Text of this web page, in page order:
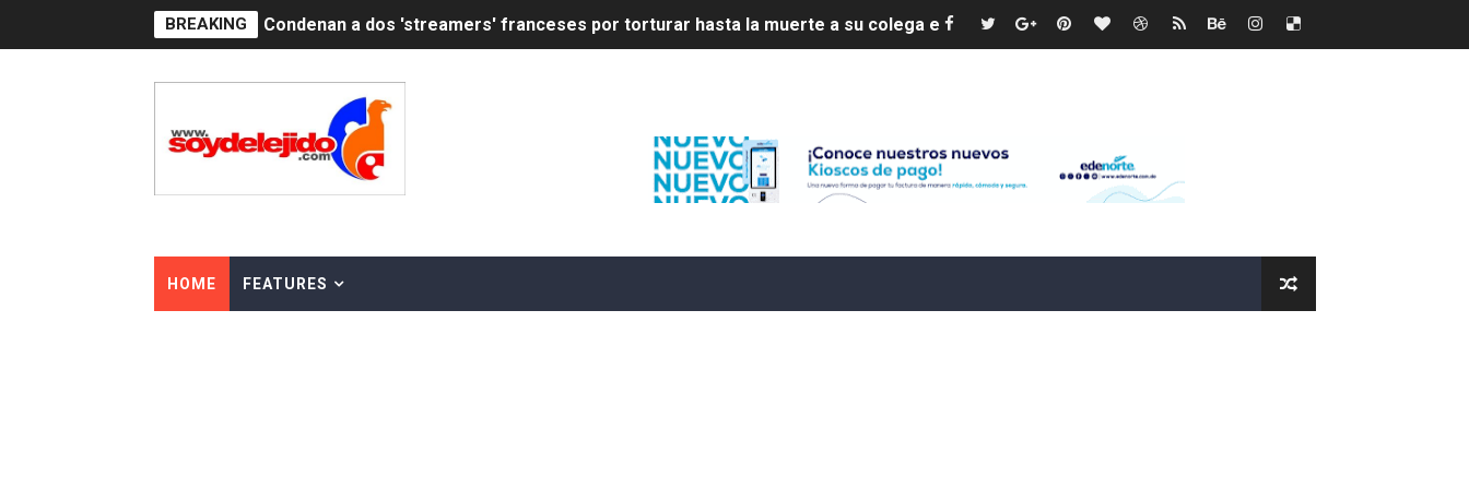
BREAKING Nuevo Código Penal: hasta 20 años de cárcel por robo de celulares
Tasa del dólar jueves 06 de agosto de 2026
Indomet pronostica temperaturas de hasta 35 °C para este miércoles
HOME FEATURES